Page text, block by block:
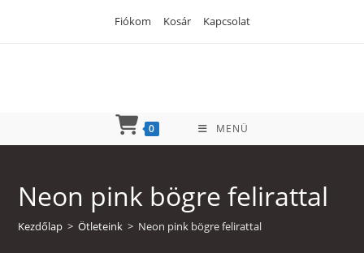
Fiókom Kosár Kapcsolat
0 MENÜ
Neon pink bögre felirattal
Kezdőlap > Ötleteink > Neon pink bögre felirattal